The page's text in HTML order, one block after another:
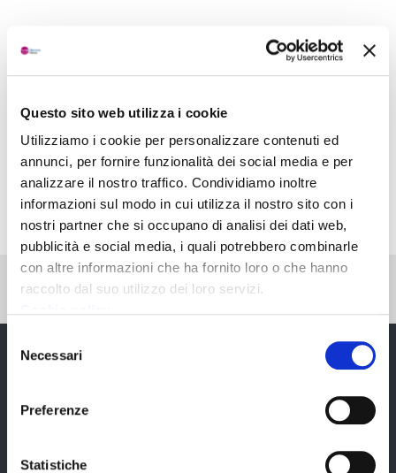
Questo sito web utilizza i cookie
Utilizziamo i cookie per personalizzare contenuti ed
annunci, per fornire funzionalità dei social media e per
analizzare il nostro traffico. Condividiamo inoltre
informazioni sul modo in cui utilizza il nostro sito con i
nostri partner che si occupano di analisi dei dati web,
pubblicità e social media, i quali potrebbero combinarle
con altre informazioni che ha fornito loro o che hanno
raccolto dal suo utilizzo dei loro servizi.
delNecessari
Preferenze
Statistiche
Se non hai un Curriculum vitae puoi rivolgerti al nostro
sportello
CVEuropasso attivare il
tuo profilo digitale (SPID, etc.)
Condividi
Pubblicato: 11 Giugno 2023
—
Ultima modifica: 21 Settembre 2023